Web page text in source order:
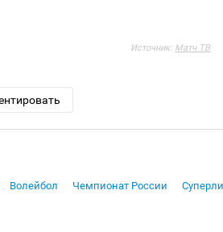
Источник: Матч ТВ
Волейбол Чемпионат России